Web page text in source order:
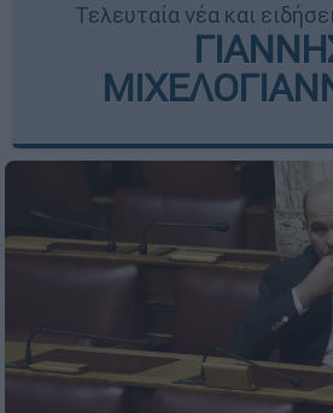
Τελευταία νέα και